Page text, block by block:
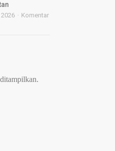
Komentar